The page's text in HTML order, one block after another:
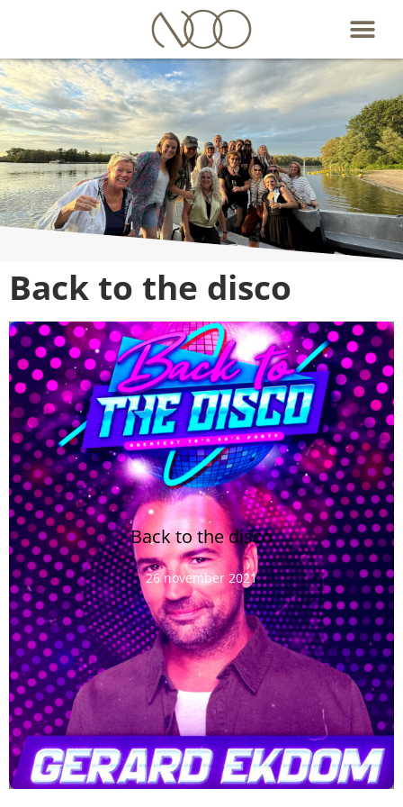
Ondernemersvereniging
uit
omstreken
Aanmelden
Back to the disco
Back to the disco
26 november 2021